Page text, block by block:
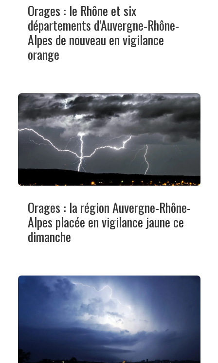
Orages : le Rhône et six
départements d’Auvergne-Rhône-
Alpes de nouveau en vigilance
orange
Orages : la région Auvergne-Rhône-
Alpes placée en vigilance jaune ce
dimanche